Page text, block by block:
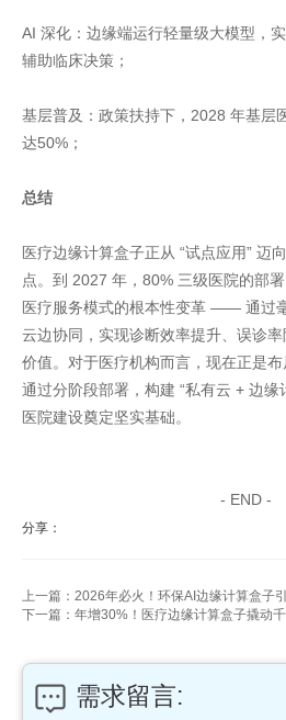
AI 深化：边缘端运行轻量级大模型，
辅助临床决策；
基层普及：政策扶持下，2028 年基层
达50%；
总结
医疗边缘计算盒子正从 “试点应用” 迈
点。到 2027 年，80% 三级医院的部
医疗服务模式的根本性变革 —— 通过
云边协同，实现诊断效率提升、误诊
价值。对于医疗机构而言，现在正是布
通过分阶段部署，构建 “私有云 + 边缘
医院建设奠定坚实基础。
- END -
分享：
需求留言: